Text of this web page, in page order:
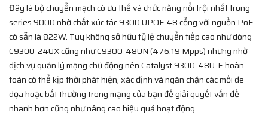
Đây là bộ chuyển mạch có ưu thế và chức năng nổi trội nhất trong
series 9000 nhờ chất xúc tác 9300 UPOE 48 cổng với nguồn PoE
có sẵn là 822W. Tuy không sở hữu tỷ lệ chuyển tiếp cao như dòng
C9300-24UX cũng như C9300-48UN (476,19 Mpps) nhưng nhờ
dịch vụ quản lý mạng chủ động nên Catalyst 9300-48U-E hoàn
toàn có thể kịp thời phát hiện, xác định và ngăn chặn các mối đe
dọa hoặc bất thường trong mạng của bạn để giải quyết vấn đề
nhanh hơn cũng như nâng cao hiệu quả hoạt động.